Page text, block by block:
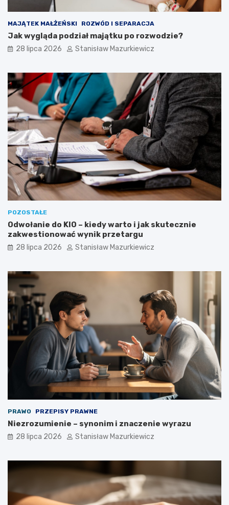
MAJĄTEK MAŁŻEŃSKI ROZWÓD I SEPARACJA
Jak wygląda podział majątku po rozwodzie?
28 lipca 2026 Stanisław Mazurkiewicz
POZOSTAŁE
Odwołanie do KIO – kiedy warto i jak skutecznie
zakwestionować wynik przetargu
28 lipca 2026 Stanisław Mazurkiewicz
PRAWO PRZEPISY PRAWNE
Niezrozumienie – synonim i znaczenie wyrazu
28 lipca 2026 Stanisław Mazurkiewicz